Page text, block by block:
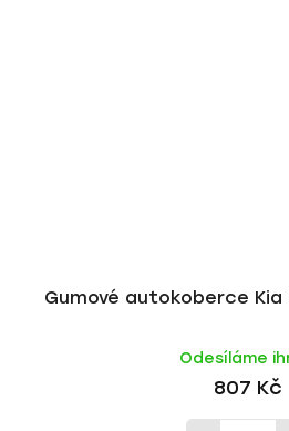
Gumové autokoberce Kia
Odesíláme
807 Kč